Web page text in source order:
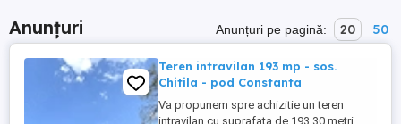
Anunțuri Anunțuri pe pagină: 20 50
Teren intravilan 193 mp - sos.
Chitila - pod Constanta
Va propunem spre achizitie un teren
intravilan cu suprafata de 193,30 metri